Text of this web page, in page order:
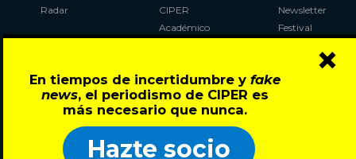
En tiempos de incertidumbre y fake
news, el periodismo de CIPER es
más necesario que nunca.
Hazte socio
×
Radar
CIPER
Académico
Al Plebiscito
con CIPER
Newsletter
Festival